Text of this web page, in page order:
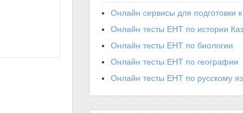
Онлайн сервисы для подготовки
Онлайн тесты ЕНТ по истории
Онлайн тесты ЕНТ по биологии
Онлайн тесты ЕНТ по географии
Онлайн тесты ЕНТ по русскому